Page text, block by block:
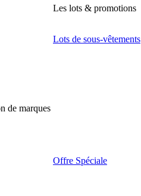
de marques
Les lots & promotions
Lots de sous-vêtements
Offre Spéciale